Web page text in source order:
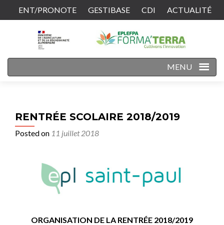
ENT/PRONOTE GESTIBASE CDI ACTUALITÉ
MENU
RENTRÉE SCOLAIRE 2018/2019
Posted on 11 juillet 2018
ORGANISATION DE LA RENTRÉE 2018/2019